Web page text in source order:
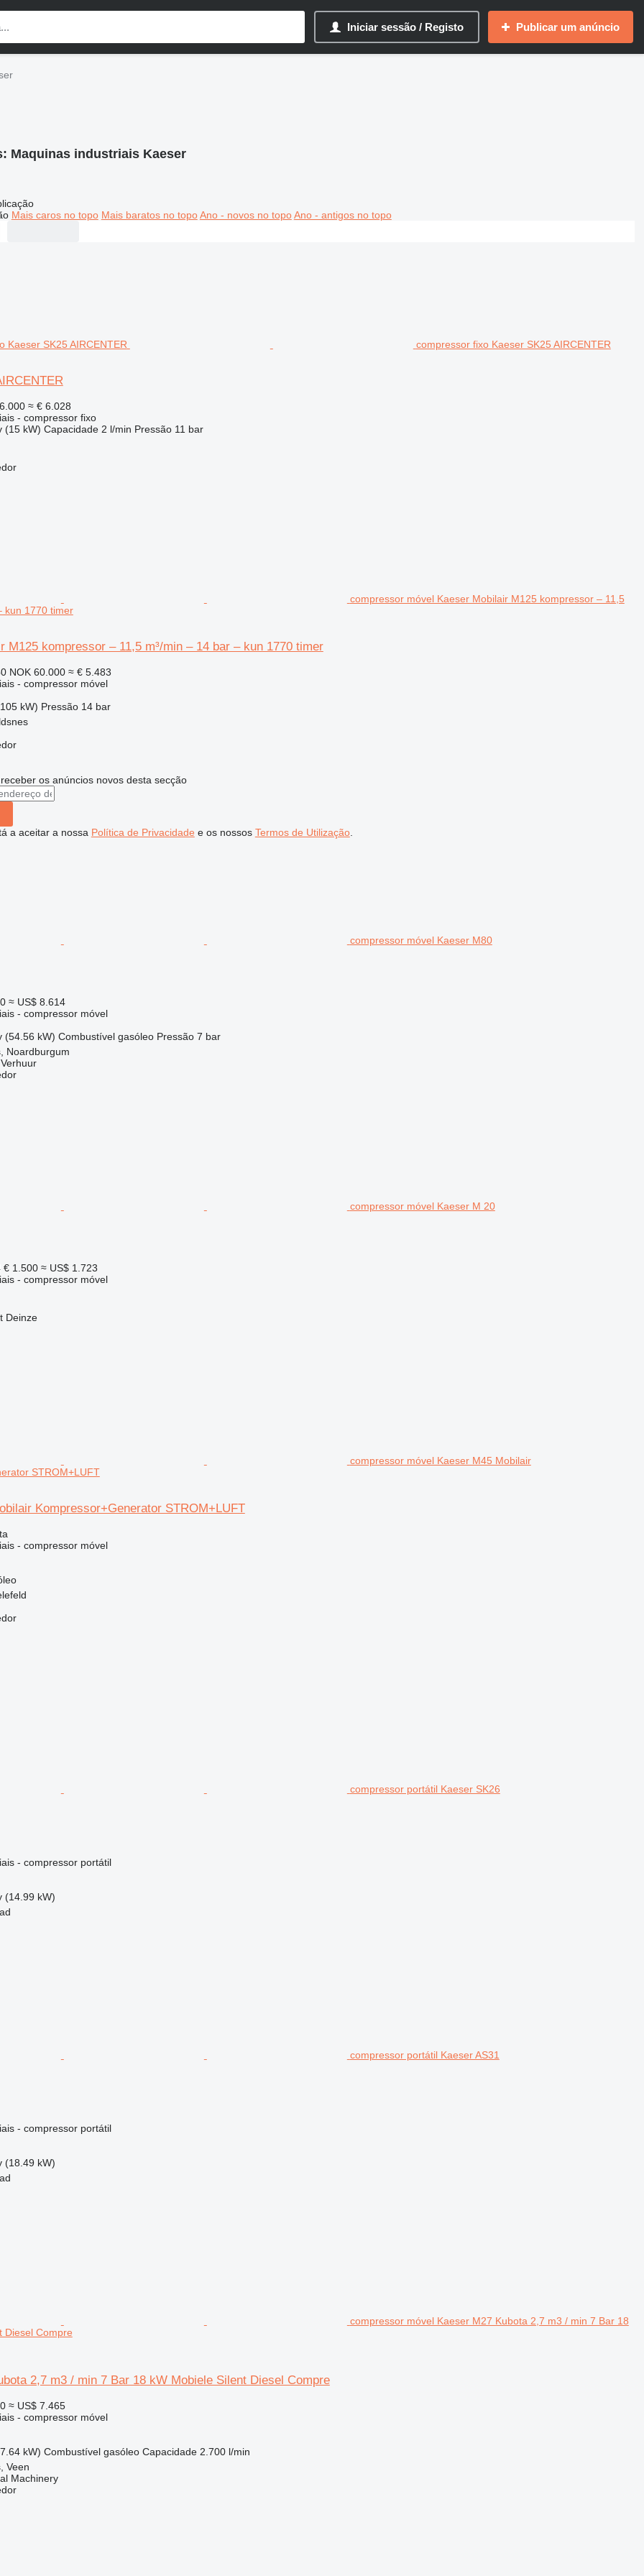
Iniciar sessão / Registo Publicar um anúncio
Maquinas industriais Kaeser
Mais caros no topo Mais baratos no topo Ano - novos no topo Ano - antigos no topo
compressor fixo Kaeser SK25 AIRCENTER
≈ € 6.028
- compressor fixo
(15 kW) Capacidade 2 l/min Pressão 11 bar
compressor móvel Kaeser Mobilair M125 kompressor – 11,5
kun 1770 timer
M125 kompressor – 11,5 m³/min – 14 bar – kun 1770 timer
NOK 60.000 ≈ € 5.483
- compressor móvel
kW) Pressão 14 bar
os anúncios novos desta secção
a aceitar a nossa Política de Privacidade e os nossos Termos de Utilização.
compressor móvel Kaeser M80
≈ US$ 8.614
- compressor móvel
(54.56 kW) Combustível gasóleo Pressão 7 bar
Noardburgum
compressor móvel Kaeser M 20
€ 1.500 ≈ US$ 1.723
- compressor móvel
Deinze
compressor móvel Kaeser M45 Mobilair
STROM+LUFT
Kompressor+Generator STROM+LUFT
- compressor móvel
compressor portátil Kaeser SK26
- compressor portátil
(14.99 kW)
compressor portátil Kaeser AS31
- compressor portátil
(18.49 kW)
compressor móvel Kaeser M27 Kubota 2,7 m3 / min 7 Bar 18
Diesel Compre
2,7 m3 / min 7 Bar 18 kW Mobiele Silent Diesel Compre
≈ US$ 7.465
- compressor móvel
kW) Combustível gasóleo Capacidade 2.700 l/min
Veen
Machinery